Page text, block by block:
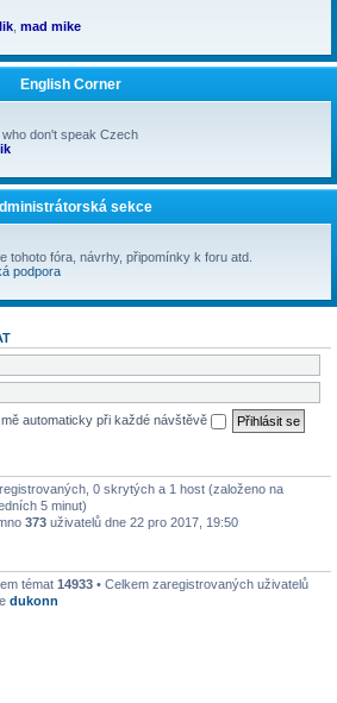
, mad mike
English Corner
don't speak Czech
sekce
tohoto fóra, návrhy, připomínky k foru atd.
podpora
mě automaticky při každé návštěvě
0 skrytých a 1 host (založeno na
5 minut)
373 uživatelů dne 22 pro 2017, 19:50
témat 14933 • Celkem zaregistrovaných uživatelů
dukonn